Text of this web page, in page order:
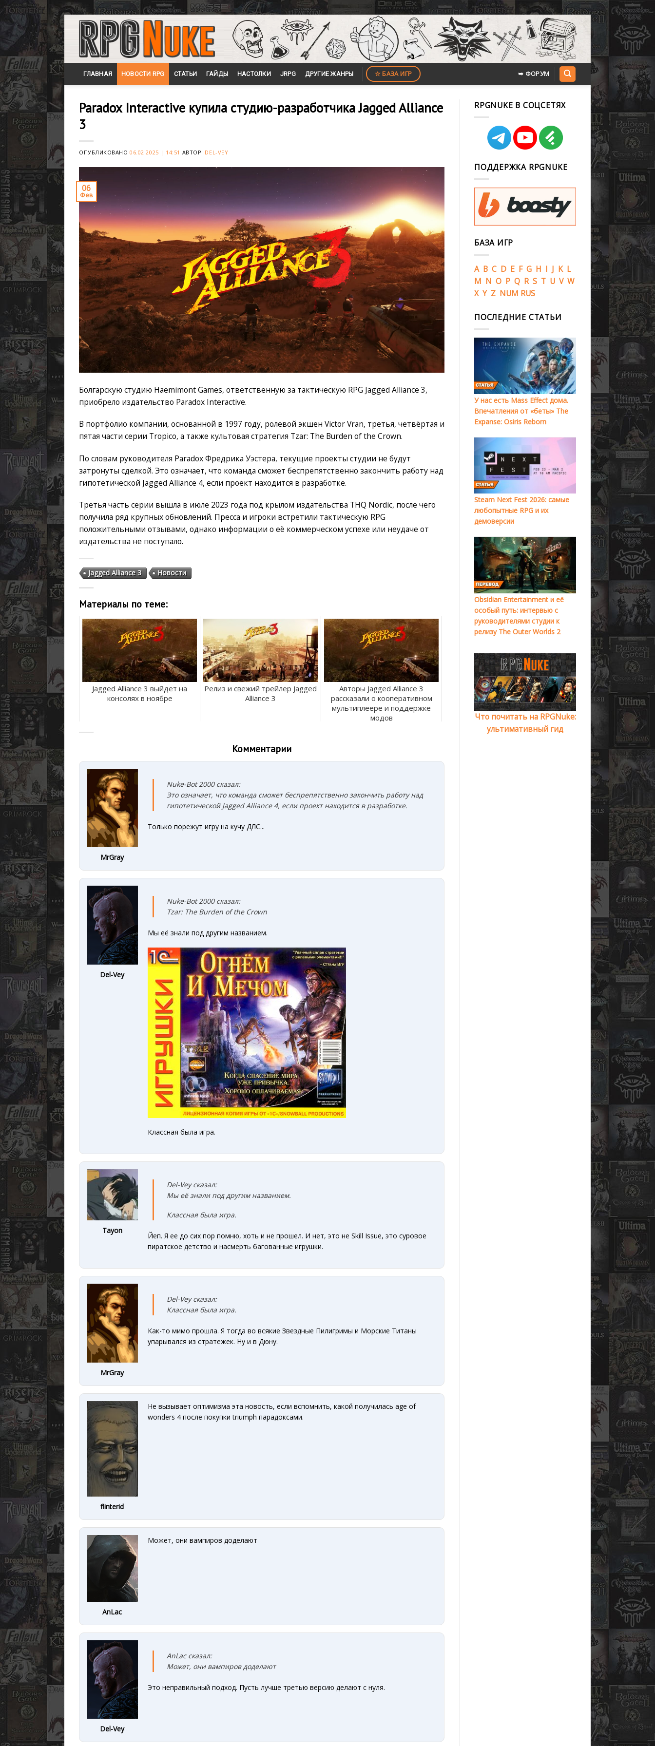
Skip
content
ГЛАВНАЯ НОВОСТИ RPG СТАТЬИ ГАЙДЫ НАСТОЛКИ JRPG ДРУГИЕ ЖАНРЫ ☆ БАЗА ИГР ➥ ФОРУМ
Paradox Interactive купила студию-разработчика Jagged Alliance
3
ОПУБЛИКОВАНО06.02.2025 | 14:51 АВТОР: DEL-VEY
06
Фев
Болгарскую студию Haemimont Games, ответственную за тактическую RPG Jagged Alliance 3,
приобрело издательство Paradox Interactive.
В портфолио компании, основанной в 1997 году, ролевой экшен Victor Vran, третья, четвёртая и
пятая части серии Tropico, а также культовая стратегия Tzar: The Burden of the Crown.
По словам руководителя Paradox Фредрика Уэстера, текущие проекты студии не будут
затронуты сделкой. Это означает, что команда сможет беспрепятственно закончить работу над
гипотетической Jagged Alliance 4, если проект находится в разработке.
Третья часть серии вышла в июле 2023 года под крылом издательства THQ Nordic, после чего
получила ряд крупных обновлений. Пресса и игроки встретили тактическую RPG
положительными отзывами, однако информации о её коммерческом успехе или неудаче от
издательства не поступало.
Jagged Alliance 3 Новости
Материалы по теме:
Jagged Alliance 3 выйдет на
консолях в ноябре
Релиз и свежий трейлер Jagged
Alliance 3
Авторы Jagged Alliance 3
рассказали о кооперативном
мультиплеере и поддержке
модов
Комментарии
MrGray
Nuke-Bot 2000 сказал:
Это означает, что команда сможет беспрепятственно закончить работу над
гипотетической Jagged Alliance 4, если проект находится в разработке.
Только порежут игру на кучу ДЛС...
Del-Vey
Nuke-Bot 2000 сказал:
Tzar: The Burden of the Crown
Мы её знали под другим названием.
Классная была игра.
Tayon
Del-Vey сказал:
Мы её знали под другим названием.
Классная была игра.
Йеп. Я ее до сих пор помню, хоть и не прошел. И нет, это не Skill Issue, это суровое
пиратское детство и насмерть багованные игрушки.
MrGray
Del-Vey сказал:
Классная была игра.
Как-то мимо прошла. Я тогда во всякие Звездные Пилигримы и Морские Титаны
упарывался из стратежек. Ну и в Дюну.
flinterid
Не вызывает оптимизма эта новость, если вспомнить, какой получилась age of
wonders 4 после покупки triumph парадоксами.
AnLac
Может, они вампиров доделают
Del-Vey
AnLac сказал:
Может, они вампиров доделают
Это неправильный подход. Пусть лучше третью версию делают с нуля.
RPGNUKE В СОЦСЕТЯХ
ПОДДЕРЖКА RPGNUKE
БАЗА ИГР
A B C D E F G H I J K L
M N O P Q R S T U V W
X Y Z NUM RUS
ПОСЛЕДНИЕ СТАТЬИ
У нас есть Mass Effect дома.
Впечатления от «беты» The
Expanse: Osiris Reborn
Steam Next Fest 2026: самые
любопытные RPG и их
демоверсии
Obsidian Entertainment и её
особый путь: интервью с
руководителями студии к
релизу The Outer Worlds 2
Что почитать на RPGNuke:
ультимативный гид